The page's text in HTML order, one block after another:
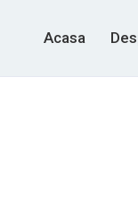
Acasa